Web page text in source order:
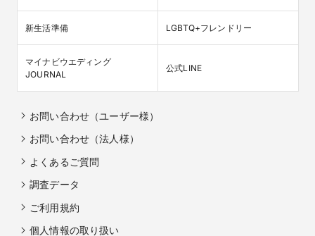
新生活準備 LGBTQ+フレンドリー
マイナビウエディング
JOURNAL
公式LINE
お問い合わせ（ユーザー様）
お問い合わせ（法人様）
よくあるご質問
調査データ
ご利用規約
個人情報の取り扱い